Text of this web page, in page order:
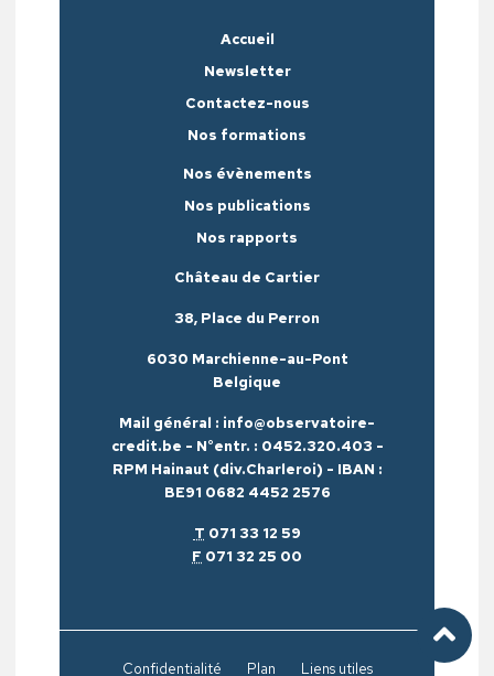
Accueil
Newsletter
Contactez-nous
Nos formations
Nos évènements
Nos publications
Nos rapports
Château de Cartier
38, Place du Perron
6030 Marchienne-au-Pont
Belgique
Mail général : info@observatoire-
credit.be - N°entr. : 0452.320.403 -
RPM Hainaut (div.Charleroi) - IBAN :
BE91 0682 4452 2576
T 071 33 12 59
F 071 32 25 00
Confidentialité Plan Liens utiles